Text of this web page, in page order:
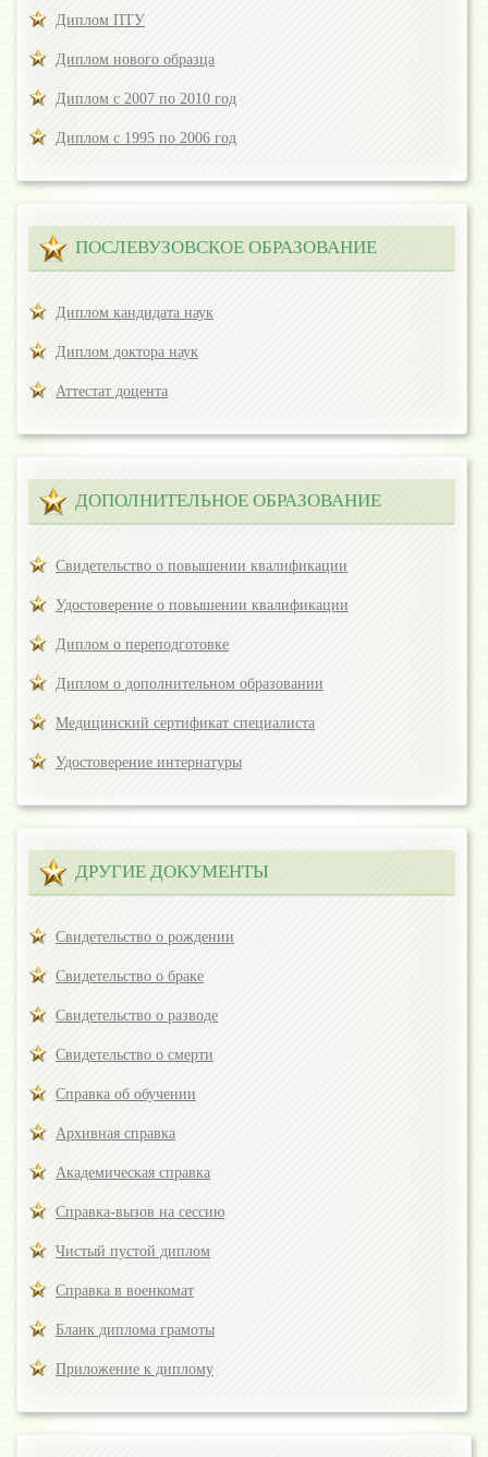
Диплом ПТУ
Диплом нового образца
Диплом с 2007 по 2010 год
Диплом с 1995 по 2006 год
ПОСЛЕВУЗОВСКОЕ ОБРАЗОВАНИЕ
Диплом кандидата наук
Диплом доктора наук
Аттестат доцента
ДОПОЛНИТЕЛЬНОЕ ОБРАЗОВАНИЕ
Свидетельство о повышении квалификации
Удостоверение о повышении квалификации
Диплом о переподготовке
Диплом о дополнительном образовании
Медицинский сертификат специалиста
Удостоверение интернатуры
ДРУГИЕ ДОКУМЕНТЫ
Свидетельство о рождении
Свидетельство о браке
Свидетельство о разводе
Свидетельство о смерти
Справка об обучении
Архивная справка
Академическая справка
Справка-вызов на сессию
Чистый пустой диплом
Справка в военкомат
Бланк диплома грамоты
Приложение к диплому